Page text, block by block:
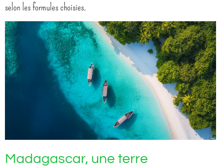
selon les formules choisies.
Madagascar, une terre